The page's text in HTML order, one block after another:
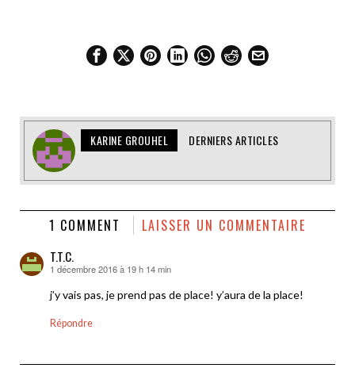
KARINE GROUHEL DERNIERS ARTICLES
1 COMMENT LAISSER UN COMMENTAIRE
T.T.C.
dit :
1 décembre 2016 à 19 h 14 min
j’y vais pas, je prend pas de place! y’aura de la place!
Répondre